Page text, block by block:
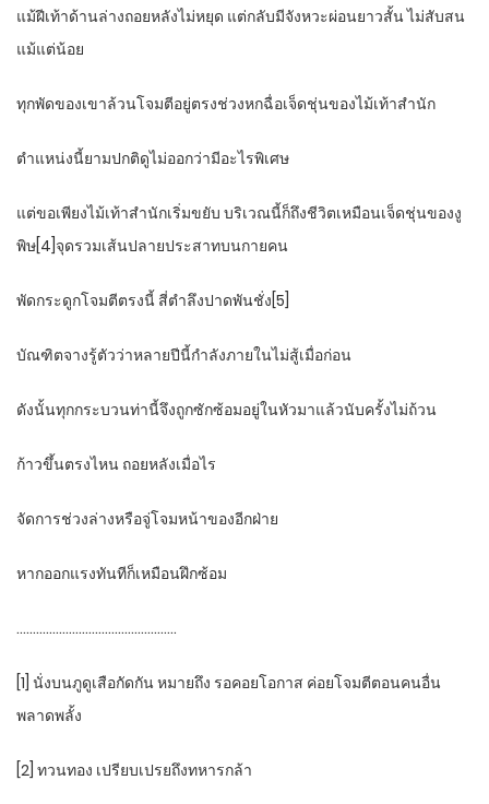
แม้ฝีเท้าด้านล่างถอยหลังไม่หยุด แต่กลับมีจังหวะผ่อนยาวสั้น ไม่สับสน
แม้แต่น้อย
ทุกพัดของเขาล้วนโจมตีอยู่ตรงช่วงหกฉื่อเจ็ดชุ่นของไม้เท้าสำนัก
ตำแหน่งนี้ยามปกติดูไม่ออกว่ามีอะไรพิเศษ
แต่ขอเพียงไม้เท้าสำนักเริ่มขยับ บริเวณนี้ก็ถึงชีวิตเหมือนเจ็ดชุ่นของงู
พิษ[4]จุดรวมเส้นปลายประสาทบนกายคน
พัดกระดูกโจมตีตรงนี้ สี่ตำลึงปาดพันชั่ง[5]
บัณฑิตจางรู้ตัวว่าหลายปีนี้กำลังภายในไม่สู้เมื่อก่อน
ดังนั้นทุกกระบวนท่านี้จึงถูกซักซ้อมอยู่ในหัวมาแล้วนับครั้งไม่ถ้วน
ก้าวขึ้นตรงไหน ถอยหลังเมื่อไร
จัดการช่วงล่างหรือจู่โจมหน้าของอีกฝ่าย
หากออกแรงทันทีก็เหมือนฝึกซ้อม
………………………………………….
[1] นั่งบนภูดูเสือกัดกัน หมายถึง รอคอยโอกาส ค่อยโจมตีตอนคนอื่น
พลาดพลั้ง
[2] ทวนทอง เปรียบเปรยถึงทหารกล้า